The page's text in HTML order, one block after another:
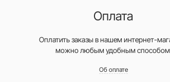
Оплата
Оплатить заказы в нашем интернет-
можно любым удобным
Об оплате